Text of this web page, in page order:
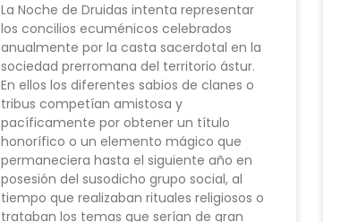
La Noche de Druidas intenta representar
los concilios ecuménicos celebrados
anualmente por la casta sacerdotal en la
sociedad prerromana del territorio ástur.
En ellos los diferentes sabios de clanes o
tribus competían amistosa y
pacíficamente por obtener un título
honorífico o un elemento mágico que
permaneciera hasta el siguiente año en
posesión del susodicho grupo social, al
tiempo que realizaban rituales religiosos o
trataban los temas que serían de gran